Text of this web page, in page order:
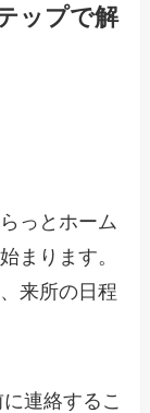
ップで解
っとホーム
まります。
来所の日程
連絡するこ